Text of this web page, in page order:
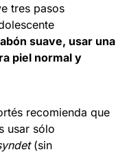
tres pasos
suave, usar una
piel normal y
recomienda que
usar sólo
(sin